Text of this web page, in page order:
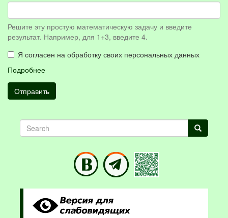
Решите эту простую математическую задачу и введите
результат. Например, для 1+3, введите 4.
Я согласен на обработку своих персональных данных
Подробнее
Отправить
Search Search